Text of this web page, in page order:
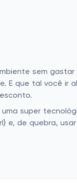
sem gastar
E que tal você ir
super
e, de quebra,